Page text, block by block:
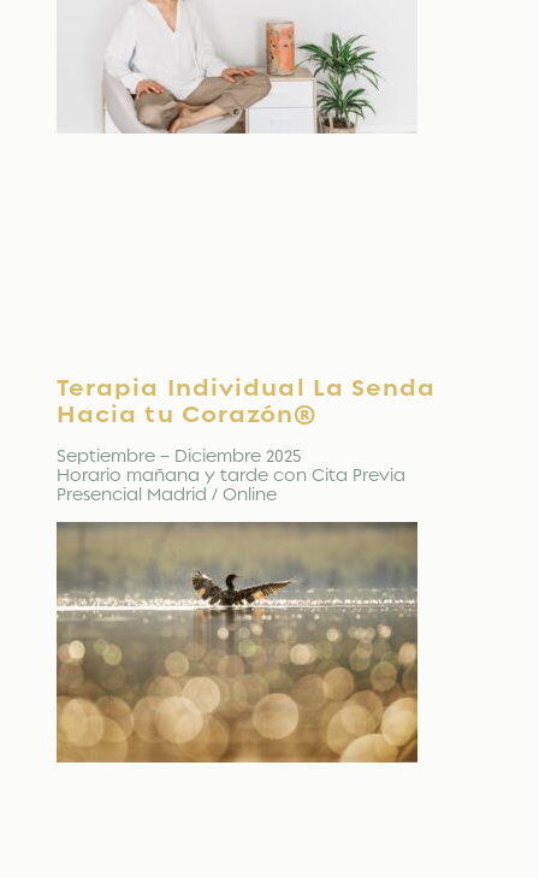
Terapia Individual La Senda
Hacia tu Corazón®
Septiembre – Diciembre 2025
Horario mañana y tarde con Cita Previa
Presencial Madrid / Online